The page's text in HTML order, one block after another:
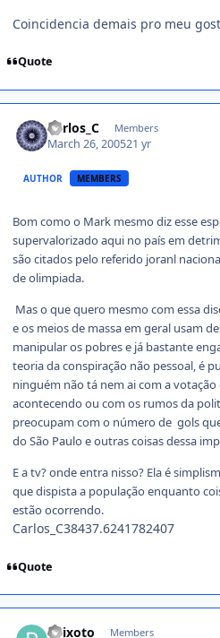
Coincidencia demais pro meu
Quote
Carlos_C Members
March 26, 200521 yr
AUTHOR MEMBERS
Bom como o Mark mesmo diz esse
supervalorizado aqui no país em
são citados pelo referido joranl
de olimpiada.
Mas o que quero mesmo com essa
e os meios de massa em geral usam
manipular os pobres e já bastante
teoria da conspiração não pessoal, é
ninguém não tá nem ai com a
acontecendo ou com os rumos da
preocupam com o número de gols
do São Paulo e outras coisas dessa
E a tv? onde entra nisso? Ela é
que dispista a população enquanto
estão ocorrendo.
Carlos_C38437.6241782407
Quote
Peixoto Members